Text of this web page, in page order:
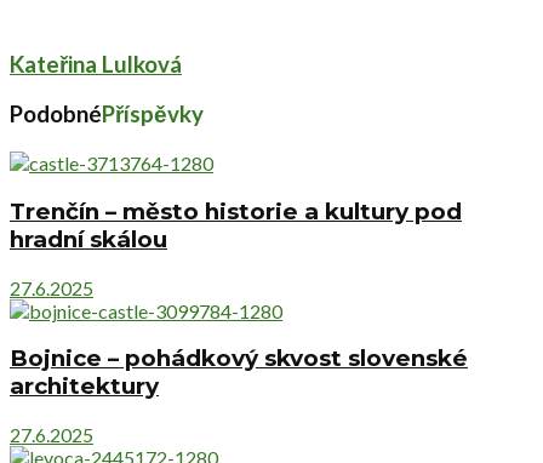
Kateřina Lulková
PodobnéPříspěvky
Trenčín – město historie a kultury pod
hradní skálou
27.6.2025
Bojnice – pohádkový skvost slovenské
architektury
27.6.2025